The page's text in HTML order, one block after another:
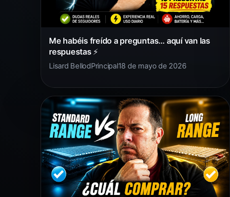
Me habéis freído a preguntas… aquí van las
respuestas ⚡
Lisard BellodPrincipal18 de mayo de 2026